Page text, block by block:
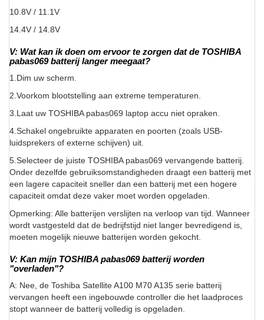
10.8V / 11.1V
14.4V / 14.8V
V: Wat kan ik doen om ervoor te zorgen dat de TOSHIBA
pabas069 batterij langer meegaat?
1.Dim uw scherm.
2.Voorkom blootstelling aan extreme temperaturen.
3.Laat uw TOSHIBA pabas069 laptop accu niet opraken.
4.Schakel ongebruikte apparaten en poorten (zoals USB-
luidsprekers of externe schijven) uit.
5.Selecteer de juiste TOSHIBA pabas069 vervangende batterij.
Onder dezelfde gebruiksomstandigheden draagt een batterij met
een lagere capaciteit sneller dan een batterij met een hogere
capaciteit omdat deze vaker moet worden opgeladen.
Opmerking: Alle batterijen verslijten na verloop van tijd. Wanneer
wordt vastgesteld dat de bedrijfstijd niet langer bevredigend is,
moeten mogelijk nieuwe batterijen worden gekocht.
V: Kan mijn TOSHIBA pabas069 batterij worden
"overladen"?
A: Nee, de Toshiba Satellite A100 M70 A135 serie batterij
vervangen heeft een ingebouwde controller die het laadproces
stopt wanneer de batterij volledig is opgeladen.